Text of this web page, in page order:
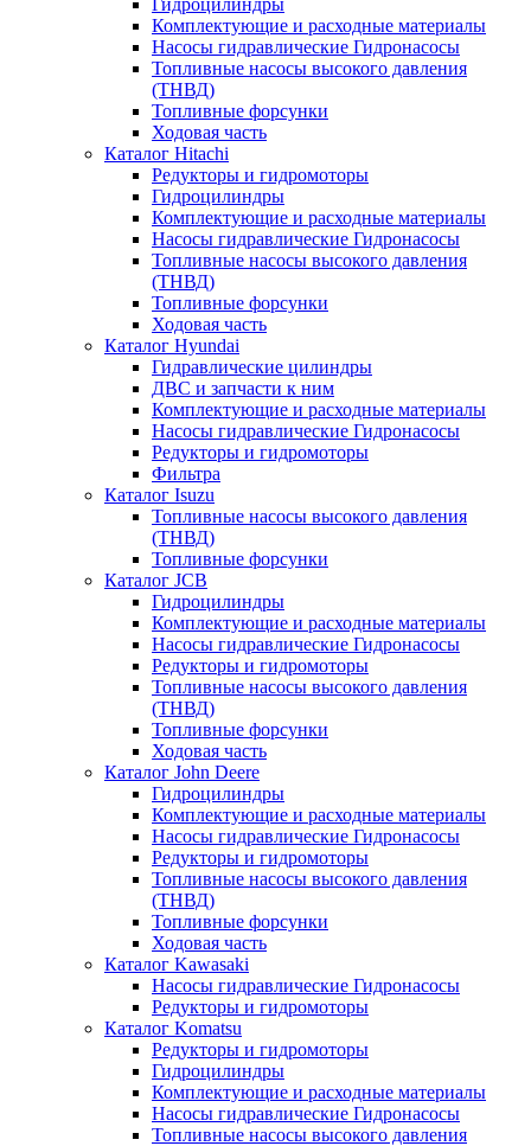
Гидроцилиндры
Комплектующие и расходные материалы
Насосы гидравлические Гидронасосы
Топливные насосы высокого давления
(ТНВД)
Топливные форсунки
Ходовая часть
Каталог Hitachi
Редукторы и гидромоторы
Гидроцилиндры
Комплектующие и расходные материалы
Насосы гидравлические Гидронасосы
Топливные насосы высокого давления
(ТНВД)
Топливные форсунки
Ходовая часть
Каталог Hyundai
Гидравлические цилиндры
ДВС и запчасти к ним
Комплектующие и расходные материалы
Насосы гидравлические Гидронасосы
Редукторы и гидромоторы
Фильтра
Каталог Isuzu
Топливные насосы высокого давления
(ТНВД)
Топливные форсунки
Каталог JCB
Гидроцилиндры
Комплектующие и расходные материалы
Насосы гидравлические Гидронасосы
Редукторы и гидромоторы
Топливные насосы высокого давления
(ТНВД)
Топливные форсунки
Ходовая часть
Каталог John Deere
Гидроцилиндры
Комплектующие и расходные материалы
Насосы гидравлические Гидронасосы
Редукторы и гидромоторы
Топливные насосы высокого давления
(ТНВД)
Топливные форсунки
Ходовая часть
Каталог Kawasaki
Насосы гидравлические Гидронасосы
Редукторы и гидромоторы
Каталог Komatsu
Редукторы и гидромоторы
Гидроцилиндры
Комплектующие и расходные материалы
Насосы гидравлические Гидронасосы
Топливные насосы высокого давления